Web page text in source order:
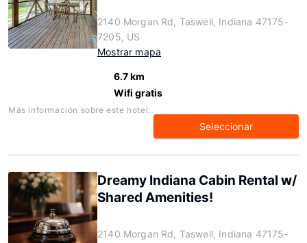
2140 Morgan Rd, Taswell, Indiana 47175-
7205, US
Mostrar mapa
6.7 km
Wifi gratis
Más información sobre este hotel:
Seleccionar
Dreamy Indiana Cabin Rental w/
Shared Amenities!
2140 Morgan Rd, Taswell, Indiana 47175-